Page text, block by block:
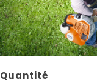
Quantité